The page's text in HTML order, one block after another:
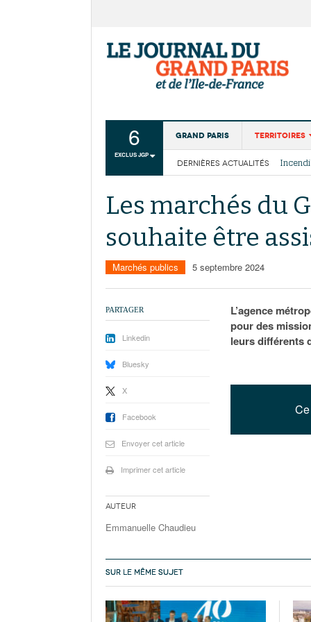
6
EXCLUS JGP
Grand Paris Territoires
Institutions
Services
DERNIÈRES ACTUALITÉS
La
Les marchés du
souhaite être
Marchés publics 5 septembre 2024
L’agence
pour des
leurs différents
PARTAGER
Linkedin
Bluesky
X
Facebook
Envoyer cet article
Imprimer cet article
Auteur
Emmanuelle Chaudieu
SUR LE MÊME SUJET